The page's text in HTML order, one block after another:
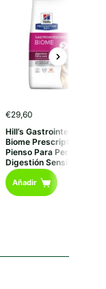
€29,60
Hill’s Gastrointestinal
Biome Prescription Diet
Pienso Para Perros Con
Digestión Sensible
Añadir